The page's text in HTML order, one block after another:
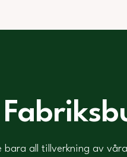
bara all tillverkning av